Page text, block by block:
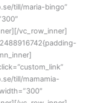
till/maria-bingo”
vc_row_inner]
till/mamamia-